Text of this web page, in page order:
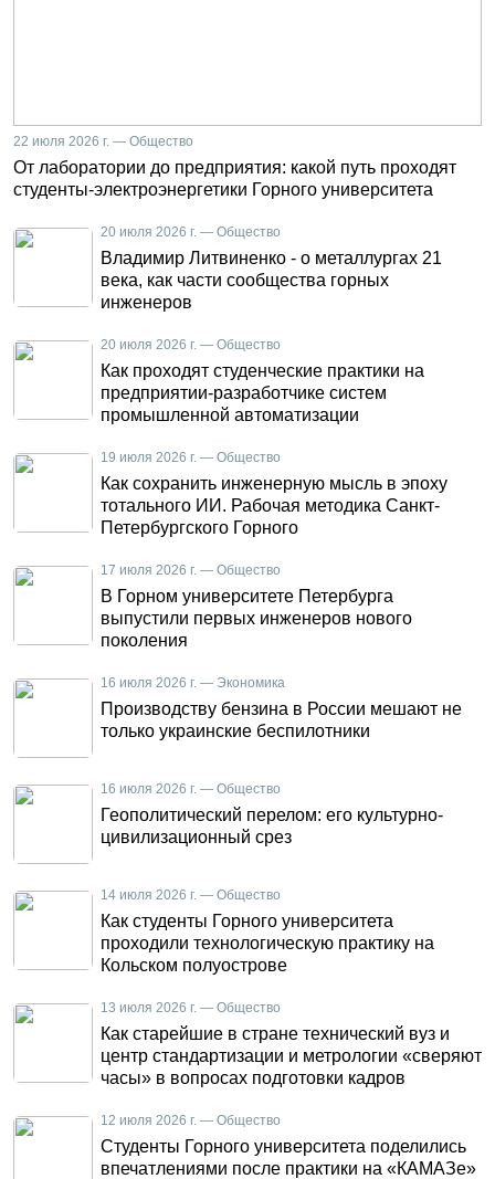
22 июля 2026 г. — Общество
От лаборатории до предприятия: какой путь проходят
студенты-электроэнергетики Горного университета
20 июля 2026 г. — Общество
Владимир Литвиненко - о металлургах 21
века, как части сообщества горных
инженеров
20 июля 2026 г. — Общество
Как проходят студенческие практики на
предприятии-разработчике систем
промышленной автоматизации
19 июля 2026 г. — Общество
Как сохранить инженерную мысль в эпоху
тотального ИИ. Рабочая методика Санкт-
Петербургского Горного
17 июля 2026 г. — Общество
В Горном университете Петербурга
выпустили первых инженеров нового
поколения
16 июля 2026 г. — Экономика
Производству бензина в России мешают не
только украинские беспилотники
16 июля 2026 г. — Общество
Геополитический перелом: его культурно-
цивилизационный срез
14 июля 2026 г. — Общество
Как студенты Горного университета
проходили технологическую практику на
Кольском полуострове
13 июля 2026 г. — Общество
Как старейшие в стране технический вуз и
центр стандартизации и метрологии «сверяют
часы» в вопросах подготовки кадров
12 июля 2026 г. — Общество
Студенты Горного университета поделились
впечатлениями после практики на «КАМАЗе»